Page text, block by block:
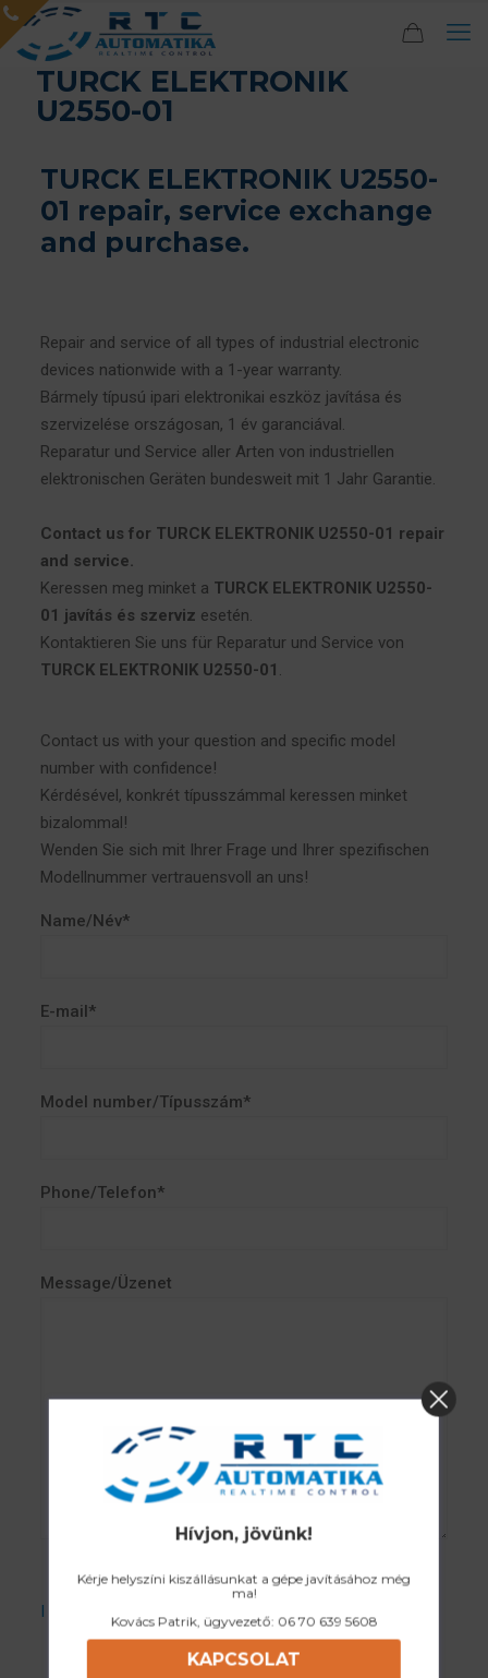
TURCK ELEKTRONIK
U2550-01
TURCK ELEKTRONIK U2550-
01 repair, service exchange
and purchase.
Repair and service of all types of industrial electronic
devices nationwide with a 1-year warranty.
Bármely típusú ipari elektronikai eszköz javítása és
szervizelése országosan, 1 év garanciával.
Reparatur und Service aller Arten von industriellen
elektronischen Geräten bundesweit mit 1 Jahr Garantie.
Contact us for TURCK ELEKTRONIK U2550-01 repair
and service.
Keressen meg minket a TURCK ELEKTRONIK U2550-
01 javítás és szerviz esetén.
Kontaktieren Sie uns für Reparatur und Service von
TURCK ELEKTRONIK U2550-01 .
Contact us with your question and specific model
number with confidence!
Kérdésével, konkrét típusszámmal keressen minket
bizalommal!
Wenden Sie sich mit Ihrer Frage und Ihrer spezifischen
Modellnummer vertrauensvoll an uns!
Name/Név*
E-mail*
Model number/Típusszám*
Phone/Telefon*
Message/Üzenet
I accept the Privacy Policy
Hívjon, jövünk!
Kérje helyszíni kiszállásunkat a gépe javításához még
ma!
Kovács Patrik, ügyvezető: 06 70 639 5608
KAPCSOLAT